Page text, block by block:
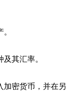
其汇率。
加密货币，并在另